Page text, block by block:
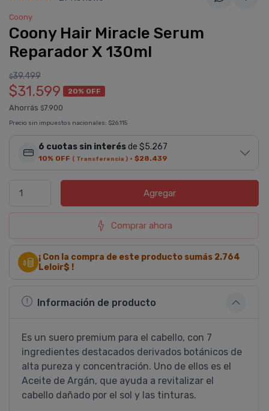
Coony
Coony Hair Miracle Serum
Reparador X 130ml
$39.499
$31.599 20% OFF
Ahorrás $7.900
Precio sin impuestos nacionales: $26.115
6 cuotas sin interésde $5.267
10% OFF ( Transferencia ) · $28.439
Agregar
Comprar ahora
¡ Con la compra de este producto sumás 2.764
Leloir$ !
Información de producto
Es un suero premium para el cabello, con 7
ingredientes destacados derivados botánicos de
alta pureza y concentración. Uno de ellos es el
Aceite de Argán, que ayuda a revitalizar el
cabello dañado por el sol y las tinturas.